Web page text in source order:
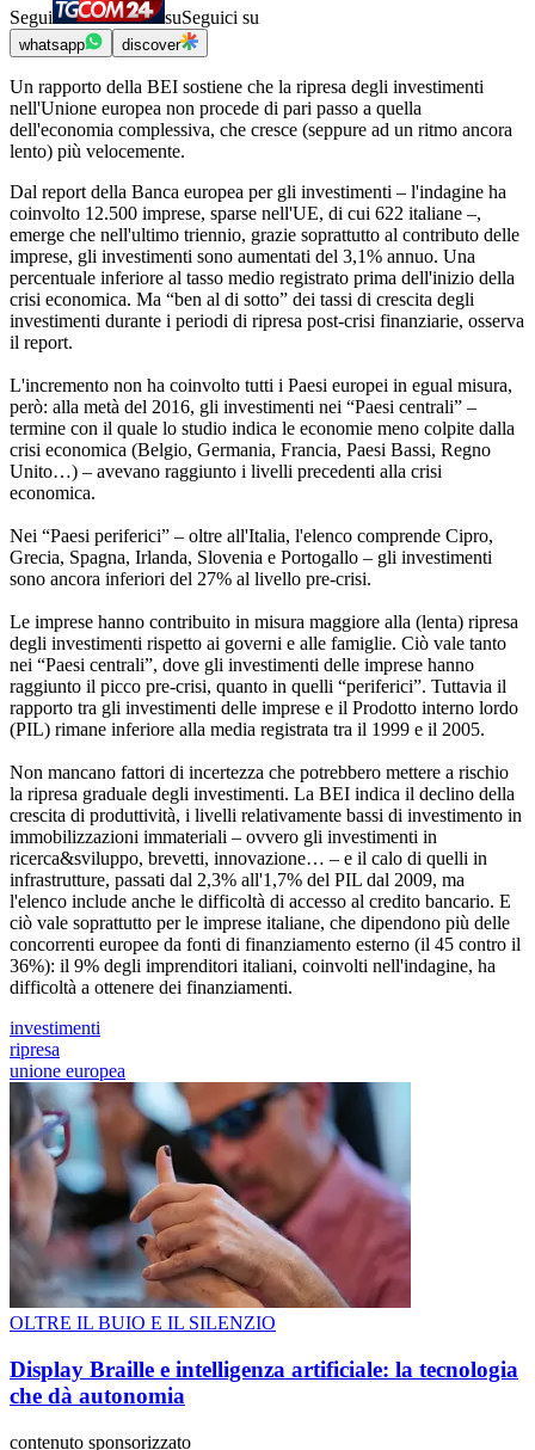
Segui suSeguici su
whatsapp discover
Un rapporto della BEI sostiene che la ripresa degli investimenti
nell'Unione europea non procede di pari passo a quella
dell'economia complessiva, che cresce (seppure ad un ritmo ancora
lento) più velocemente.
Dal report della Banca europea per gli investimenti – l'indagine ha
coinvolto 12.500 imprese, sparse nell'UE, di cui 622 italiane –,
emerge che nell'ultimo triennio, grazie soprattutto al contributo delle
imprese, gli investimenti sono aumentati del 3,1% annuo. Una
percentuale inferiore al tasso medio registrato prima dell'inizio della
crisi economica. Ma “ben al di sotto” dei tassi di crescita degli
investimenti durante i periodi di ripresa post-crisi finanziarie, osserva
il report.
L'incremento non ha coinvolto tutti i Paesi europei in egual misura,
però: alla metà del 2016, gli investimenti nei “Paesi centrali” –
termine con il quale lo studio indica le economie meno colpite dalla
crisi economica (Belgio, Germania, Francia, Paesi Bassi, Regno
Unito…) – avevano raggiunto i livelli precedenti alla crisi
economica.
Nei “Paesi periferici” – oltre all'Italia, l'elenco comprende Cipro,
Grecia, Spagna, Irlanda, Slovenia e Portogallo – gli investimenti
sono ancora inferiori del 27% al livello pre-crisi.
Le imprese hanno contribuito in misura maggiore alla (lenta) ripresa
degli investimenti rispetto ai governi e alle famiglie. Ciò vale tanto
nei “Paesi centrali”, dove gli investimenti delle imprese hanno
raggiunto il picco pre-crisi, quanto in quelli “periferici”. Tuttavia il
rapporto tra gli investimenti delle imprese e il Prodotto interno lordo
(PIL) rimane inferiore alla media registrata tra il 1999 e il 2005.
Non mancano fattori di incertezza che potrebbero mettere a rischio
la ripresa graduale degli investimenti. La BEI indica il declino della
crescita di produttività, i livelli relativamente bassi di investimento in
immobilizzazioni immateriali – ovvero gli investimenti in
ricerca&sviluppo, brevetti, innovazione… – e il calo di quelli in
infrastrutture, passati dal 2,3% all'1,7% del PIL dal 2009, ma
l'elenco include anche le difficoltà di accesso al credito bancario. E
ciò vale soprattutto per le imprese italiane, che dipendono più delle
concorrenti europee da fonti di finanziamento esterno (il 45 contro il
36%): il 9% degli imprenditori italiani, coinvolti nell'indagine, ha
difficoltà a ottenere dei finanziamenti.
investimenti
ripresa
unione europea
OLTRE IL BUIO E IL SILENZIO
Display Braille e intelligenza artificiale: la tecnologia
che dà autonomia
contenuto sponsorizzato